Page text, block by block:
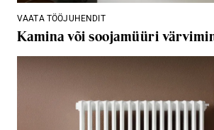
VAATA TÖÖJUHENDIT
Kamina või soojamüüri